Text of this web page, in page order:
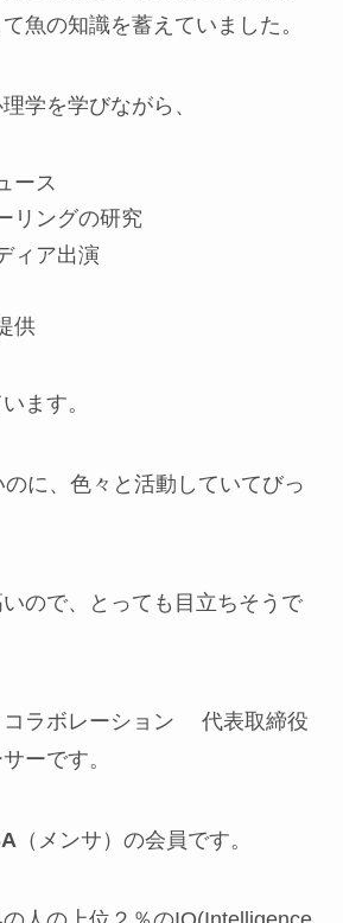
魚の知識を蓄えていました。
学を学びながら、
ース
リングの研究
ィア出演
供
ます。
に、色々と活動していてびっ
ので、とっても目立ちそうで
コラボレーション 代表取締役
ーです。
（メンサ）の会員です。